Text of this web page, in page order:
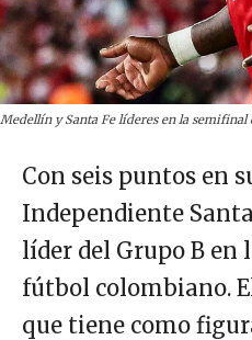
Medellín y Santa Fe líderes en la semifinal
Con seis puntos en
Independiente
líder del Grupo B en
fútbol colombiano.
que tiene como